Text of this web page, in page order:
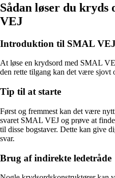
Sådan løser du
VEJ
Introduktion til SMAL VEJ
At løse en krydsord med SMAL
den rette tilgang kan det være sjovt
Tip til at starte
Først og fremmest kan det være
svaret SMAL VEJ og prøve at
til disse bogstaver. Dette kan give
svar.
Brug af indirekte ledetråde